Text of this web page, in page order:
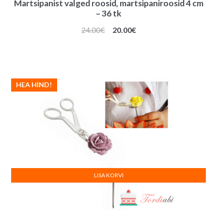
Martsipanist valged roosid, martsipaniroosid 4 cm
– 36 tk
24.00€
Algne
20.00€Praegune
HEA HIND!
LISA KORVI